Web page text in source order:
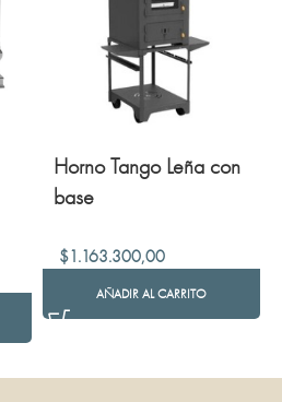
Horno Tango Leña con
base
$1.163.300,00
AÑADIR AL CARRITO